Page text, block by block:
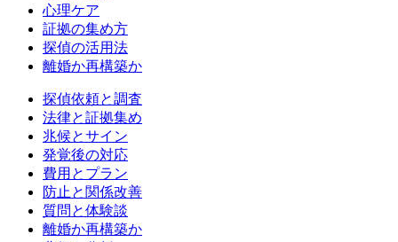
心理ケア
証拠の集め方
探偵の活用法
離婚か再構築か
探偵依頼と調査
法律と証拠集め
兆候とサイン
発覚後の対応
費用とプラン
防止と関係改善
質問と体験談
離婚か再構築か